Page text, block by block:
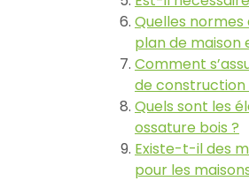
Quelles
plan de maison
Comment
de construction
Quels sont les
ossature bois ?
Existe-t-il des
pour les